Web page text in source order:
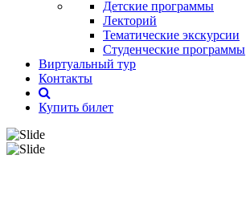
Детские программы
Лекторий
Тематические экскурсии
Студенческие программы
Виртуальный тур
Контакты
Купить билет